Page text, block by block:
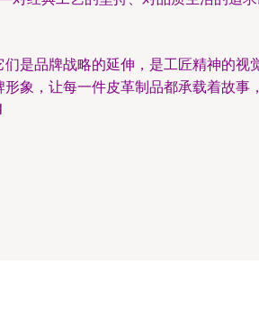
是品牌战略的延伸，是工匠精神的
象，让每一件皮革制品都承载着故事